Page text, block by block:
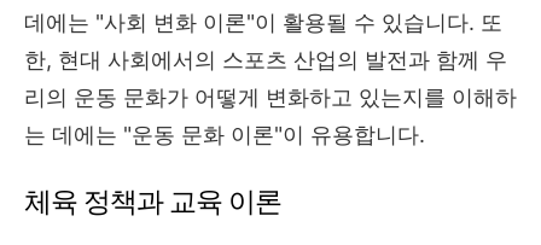
데에는 "사회 변화 이론"이 활용될 수 있습니다. 또
한, 현대 사회에서의 스포츠 산업의 발전과 함께 우
리의 운동 문화가 어떻게 변화하고 있는지를 이해하
는 데에는 "운동 문화 이론"이 유용합니다.
체육 정책과 교육 이론